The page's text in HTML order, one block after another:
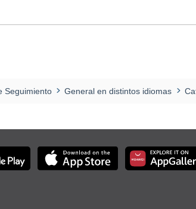
Seguimiento General en distintos idiomas